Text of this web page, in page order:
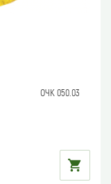
ОЧК 050.03